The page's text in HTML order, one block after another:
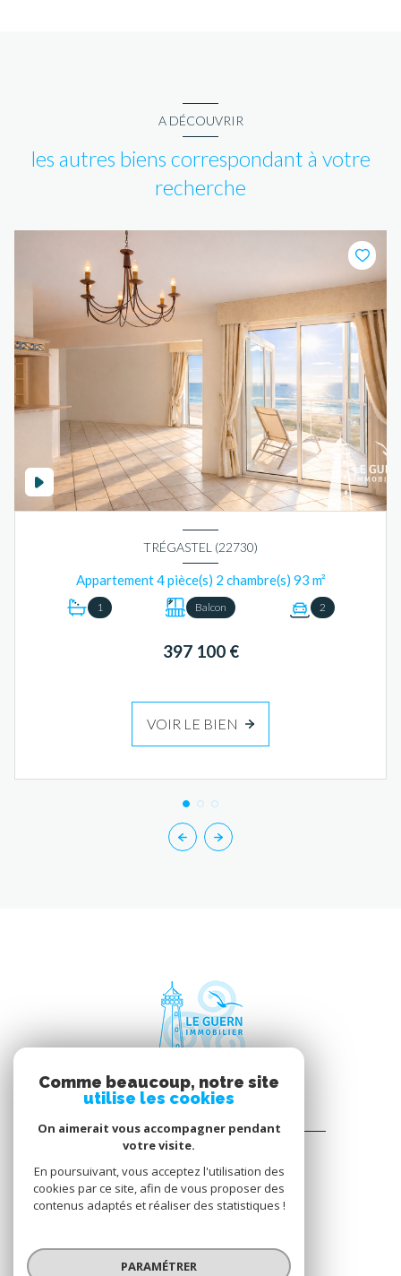
A DÉCOUVRIR
les autres biens correspondant à votre
recherche
TRÉGASTEL (22730)
Appartement 4 pièce(s) 2 chambre(s) 93 m²
1 Balcon 2
397 100 €
VOIR LE BIEN
LE GUERN IMMOBILIER
22730 TRÉGASTEL
02 96 23 87 74
contact@agence-leguern.com
Comme beaucoup, notre site
utilise les cookies
On aimerait vous accompagner pendant
votre visite.
En poursuivant, vous acceptez l'utilisation des
cookies par ce site, afin de vous proposer des
contenus adaptés et réaliser des statistiques !
PARAMÉTRER